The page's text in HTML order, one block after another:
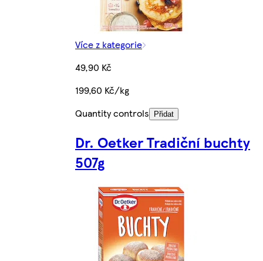
Více z kategorie
49,90 Kč
199,60 Kč/kg
Quantity controls
Přidat
Dr. Oetker Tradiční buchty
507g